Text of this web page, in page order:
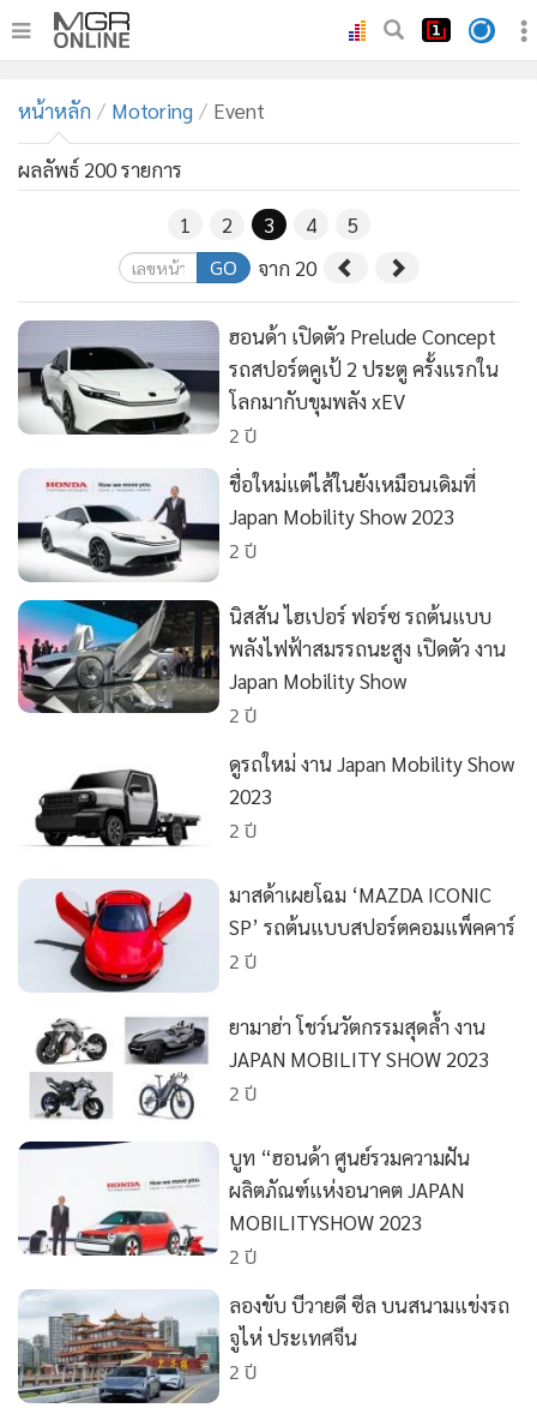
ทันเหตุการณ์
• ภาคใต้
• ผู้จัดการรายวัน
• คอลัมนิสต์
• ละคร
• CbizReview
• Cyber BIZ
ผู้จัดกวน
• Good health & Well-being
• Green Innovation & SD
• Management & HR
• MGR Live
• Infographic
กีฬา
ต่างประเทศ
Special Scoop
เศรษฐกิจ-ธุรกิจ
จีน
•
ชุมชน-คุณภาพชีวิต
อาชญากรรม
Motoring
เกม
หุ้น
• อินโดจีน
• Celeb Online
• Factcheck
• ญี่ปุ่น
หน้าหลัก Motoring Event
ผลลัพธ์ 200 รายการ
1 2 3 4 5
GO จาก 20
ฮอนด้า เปิดตัว Prelude Concept
รถสปอร์ตคูเป้ 2 ประตู ครั้งแรกใน
โลกมากับขุมพลัง xEV
2 ปี
ชื่อใหม่แต่ไส้ในยังเหมือนเดิมที่
Japan Mobility Show 2023
2 ปี
นิสสัน ไฮเปอร์ ฟอร์ซ รถต้นแบบ
พลังไฟฟ้าสมรรถนะสูง เปิดตัว งาน
Japan Mobility Show
2 ปี
ดูรถใหม่ งาน Japan Mobility Show
2023
2 ปี
มาสด้าเผยโฉม ‘MAZDA ICONIC
SP’ รถต้นแบบสปอร์ตคอมแพ็คคาร์
2 ปี
ยามาฮ่า โชว์นวัตกรรมสุดล้ำ งาน
JAPAN MOBILITY SHOW 2023
2 ปี
บูท “ฮอนด้า ศูนย์รวมความฝัน
ผลิตภัณฑ์แห่งอนาคต JAPAN
MOBILITYSHOW 2023
2 ปี
ลองขับ บีวายดี ซีล บนสนามแข่งรถ
จูไห่ ประเทศจีน
2 ปี